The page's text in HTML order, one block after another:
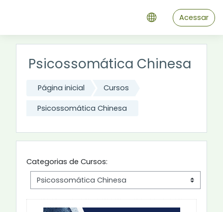
Acessar
Psicossomática Chinesa
Página inicial Cursos
Psicossomática Chinesa
Categorias de Cursos: